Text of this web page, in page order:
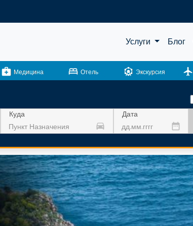
Услуги Блог
medical_services Медицина bed Отель attractions Экскурсия flight
Куда
drive_eta
Дата
date_range